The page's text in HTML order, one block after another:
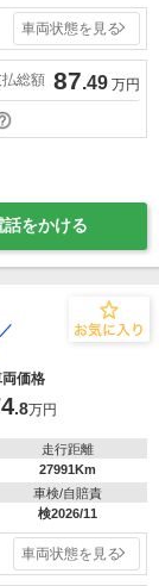
車両状態を見る
総額 87.49 万円
話をかける
価格
.8万円
走行距離
27991Km
車検/自賠責
検2026/11
車両状態を見る